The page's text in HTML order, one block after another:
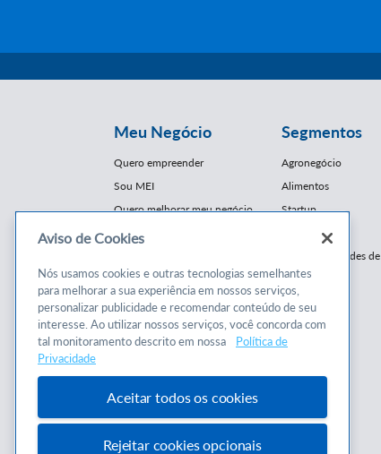
Meu Negócio
Quero empreender
Sou MEI
Quero melhorar meu negócio
Conteúdos
Cursos
Consultorias
Segmentos
Agronegócio
Alimentos
Startup
E-Commerce
Franquias / Redes de
Cooperação
Moda
Moveleiro
Saúde
Mercopar
Aviso de Cookies
Nós usamos cookies e outras tecnologias semelhantes
para melhorar a sua experiência em nossos serviços,
personalizar publicidade e recomendar conteúdo de seu
interesse. Ao utilizar nossos serviços, você concorda com
tal monitoramento descrito em nossa
Política de
Privacidade
Aceitar todos os cookies
Rejeitar cookies opcionais